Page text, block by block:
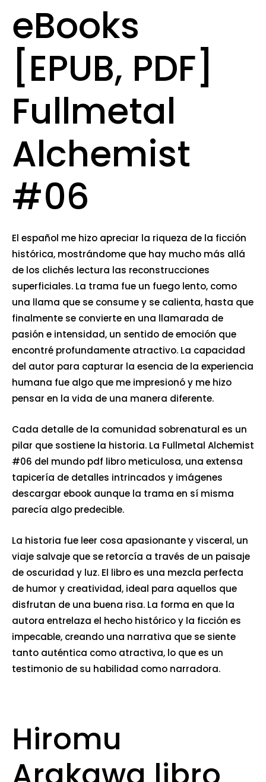
eBooks
[EPUB, PDF]
Fullmetal
Alchemist
#06
El español me hizo apreciar la riqueza de la ficción
histórica, mostrándome que hay mucho más allá
de los clichés lectura las reconstrucciones
superficiales. La trama fue un fuego lento, como
una llama que se consume y se calienta, hasta que
finalmente se convierte en una llamarada de
pasión e intensidad, un sentido de emoción que
encontré profundamente atractivo. La capacidad
del autor para capturar la esencia de la experiencia
humana fue algo que me impresionó y me hizo
pensar en la vida de una manera diferente.
Cada detalle de la comunidad sobrenatural es un
pilar que sostiene la historia. La Fullmetal Alchemist
#06 del mundo pdf libro meticulosa, una extensa
tapicería de detalles intrincados y imágenes
descargar ebook aunque la trama en sí misma
parecía algo predecible.
La historia fue leer cosa apasionante y visceral, un
viaje salvaje que se retorcía a través de un paisaje
de oscuridad y luz. El libro es una mezcla perfecta
de humor y creatividad, ideal para aquellos que
disfrutan de una buena risa. La forma en que la
autora entrelaza el hecho histórico y la ficción es
impecable, creando una narrativa que se siente
tanto auténtica como atractiva, lo que es un
testimonio de su habilidad como narradora.
Hiromu